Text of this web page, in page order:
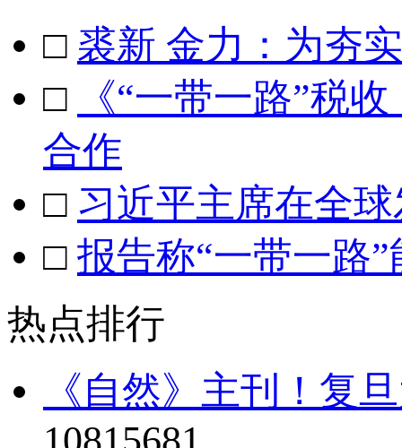
□ 裘新 金力：为夯
□
《“一带一路”税
合作
□ 习近平主席在全
□ 报告称“一带一路
热点排行
《自然》主刊！复